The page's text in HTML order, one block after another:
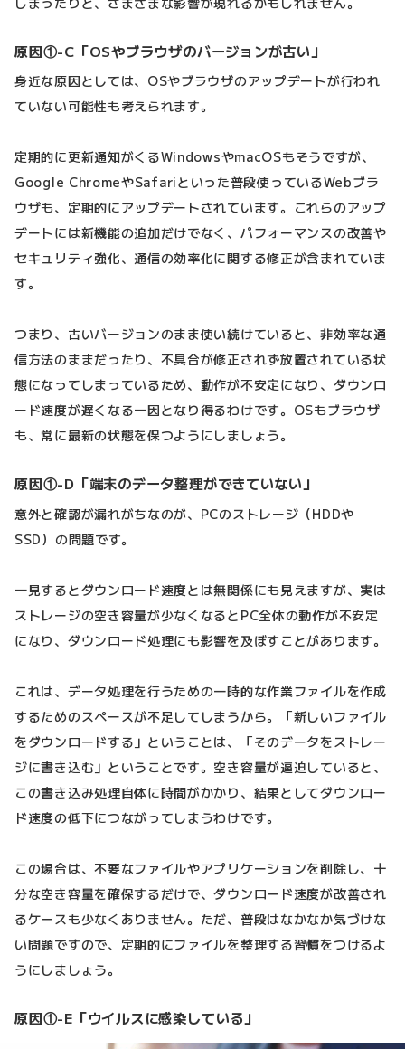
原因①-C「OSやブラウザのバージョンが古い」
身近な原因としては、OSやブラウザのアップデートが行われ
ていない可能性も考えられます。
定期的に更新通知がくるWindowsやmacOSもそうですが、
Google ChromeやSafariといった普段使っているWebブラ
ウザも、定期的にアップデートされています。これらのアップ
デートには新機能の追加だけでなく、パフォーマンスの改善や
セキュリティ強化、通信の効率化に関する修正が含まれていま
す。
つまり、古いバージョンのまま使い続けていると、非効率な通
信方法のままだったり、不具合が修正されず放置されている状
態になってしまっているため、動作が不安定になり、ダウンロ
ード速度が遅くなる一因となり得るわけです。OSもブラウザ
も、常に最新の状態を保つようにしましょう。
原因①-D「端末のデータ整理ができていない」
意外と確認が漏れがちなのが、PCのストレージ（HDDや
SSD）の問題です。
一見するとダウンロード速度とは無関係にも見えますが、実は
ストレージの空き容量が少なくなるとPC全体の動作が不安定
になり、ダウンロード処理にも影響を及ぼすことがあります。
これは、データ処理を行うための一時的な作業ファイルを作成
するためのスペースが不足してしまうから。「新しいファイル
をダウンロードする」ということは、「そのデータをストレー
ジに書き込む」ということです。空き容量が逼迫していると、
この書き込み処理自体に時間がかかり、結果としてダウンロー
ド速度の低下につながってしまうわけです。
この場合は、不要なファイルやアプリケーションを削除し、十
分な空き容量を確保するだけで、ダウンロード速度が改善され
るケースも少なくありません。ただ、普段はなかなか気づけな
い問題ですので、定期的にファイルを整理する習慣をつけるよ
うにしましょう。
原因①-E「ウイルスに感染している」